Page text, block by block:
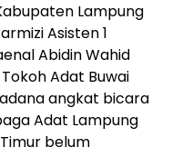
Lampung
Asisten 1
Abidin Wahid
Adat Buwai
angkat bicara
Adat Lampung
belum